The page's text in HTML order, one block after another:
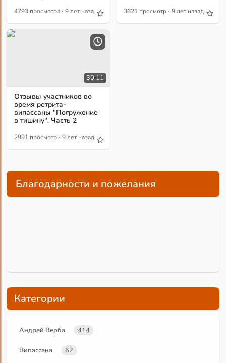
4793 просмотра · 9 лет назад 3621 просмотр · 9 лет назад
30:11
Отзывы участников во
время ретрита-
випассаны "Погружение
в тишину". Часть 2
2991 просмотр · 9 лет назад
Благодарности и пожелания
Категории
Андрей Верба 414
Випассана 62